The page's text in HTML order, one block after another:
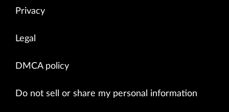
Privacy
Legal
DMCA policy
Do not sell or share my personal information